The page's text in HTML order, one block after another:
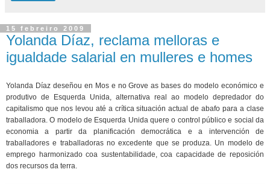
15 febreiro 2009
Yolanda Díaz, reclama melloras e
igualdade salarial en mulleres e homes
Yolanda Díaz deseñou en Mos e no Grove as bases do modelo económico e
produtivo de Esquerda Unida, alternativa real ao modelo depredador do
capitalismo que nos levou até a crítica situación actual de abafo para a clase
traballadora. O modelo de Esquerda Unida quere o control público e social da
economia a partir da planificación democrática e a intervención de
traballadores e traballadoras no excedente que se produza. Un modelo de
emprego harmonizado coa sustentabilidade, coa capacidade de reposición
dos recursos da terra.